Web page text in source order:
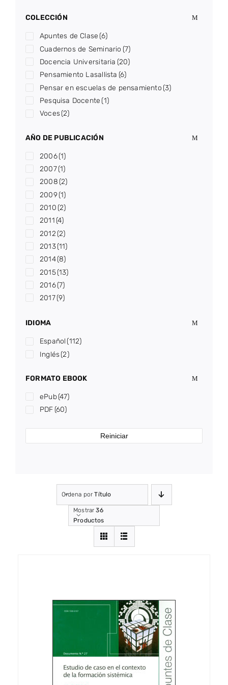
COLECCIÓN
Apuntes de Clase(6)
Cuadernos de Seminario (7)
Docencia Universitaria (20)
Pensamiento Lasallista (6)
Pensar en escuelas de pensamiento(3)
Pesquisa Docente(1)
Voces(2)
AÑO DE PUBLICACIÓN
2006(1)
2007(1)
2008(2)
2009(1)
2010(2)
2011(4)
2012(2)
2013(11)
2014(8)
2015(13)
2016(7)
2017(9)
2019
2020(6)
2021
(10)
2023(7)
2025 (8)
2026(1)
IDIOMA
Español (112)
Inglés(2)
FORMATO EBOOK
ePub(47)
PDF(60)
Reiniciar
Ordena porTítulo
Mostrar36
Productos